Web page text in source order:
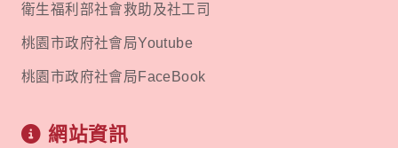
衛生福利部社會救助及社工司
桃園市政府社會局Youtube
桃園市政府社會局FaceBook
網站資訊